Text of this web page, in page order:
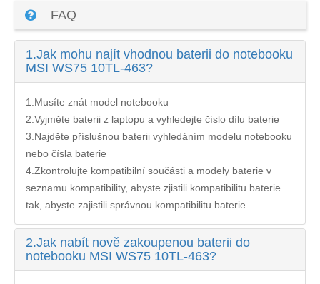
FAQ
1.Jak mohu najít vhodnou baterii do notebooku
MSI WS75 10TL-463?
1.Musíte znát model notebooku
2.Vyjměte baterii z laptopu a vyhledejte číslo dílu baterie
3.Najděte příslušnou baterii vyhledáním modelu notebooku
nebo čísla baterie
4.Zkontrolujte kompatibilní součásti a modely baterie v
seznamu kompatibility, abyste zjistili kompatibilitu baterie
tak, abyste zajistili správnou kompatibilitu baterie
2.Jak nabít nově zakoupenou baterii do
notebooku MSI WS75 10TL-463?